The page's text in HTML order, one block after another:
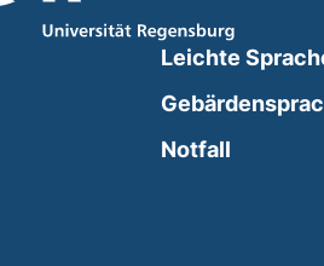
opens in a new window)
Leichte
Notfall